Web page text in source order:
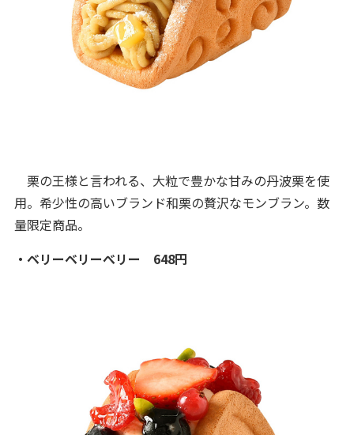
栗の王様と言われる、大粒で豊かな甘みの丹波栗を使
用。希少性の高いブランド和栗の贅沢なモンブラン。数
量限定商品。
・ベリーベリーべリー 648円